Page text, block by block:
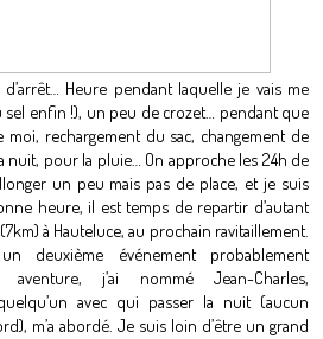
Heure pendant laquelle je vais me
sel enfin !), un peu de crozet… pendant que
moi, rechargement du sac, changement de
nuit, pour la pluie… On approche les 24h de
un peu mais pas de place, et je suis
heure, il est temps de repartir d’autant
à Hauteluce, au prochain ravitaillement.
deuxième événement probablement
j’ai nommé Jean-Charles,
avec qui passer la nuit (aucun
m’a abordé. Je suis loin d’être un grand